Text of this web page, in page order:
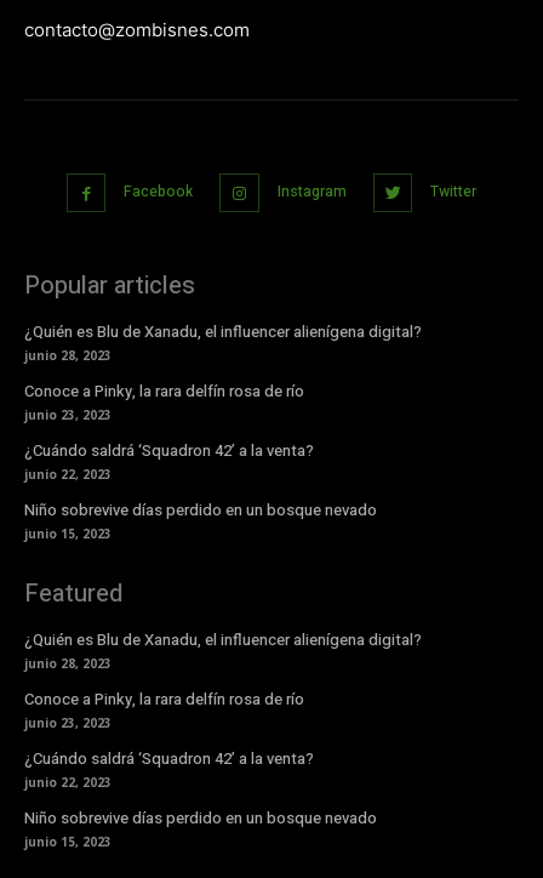
contacto@zombisnes.com
Facebook Instagram Twitter
Popular articles
¿Quién es Blu de Xanadu, el influencer alienígena digital?
junio 28, 2023
Conoce a Pinky, la rara delfín rosa de río
junio 23, 2023
¿Cuándo saldrá ‘Squadron 42’ a la venta?
junio 22, 2023
Niño sobrevive días perdido en un bosque nevado
junio 15, 2023
Featured
¿Quién es Blu de Xanadu, el influencer alienígena digital?
junio 28, 2023
Conoce a Pinky, la rara delfín rosa de río
junio 23, 2023
¿Cuándo saldrá ‘Squadron 42’ a la venta?
junio 22, 2023
Niño sobrevive días perdido en un bosque nevado
junio 15, 2023